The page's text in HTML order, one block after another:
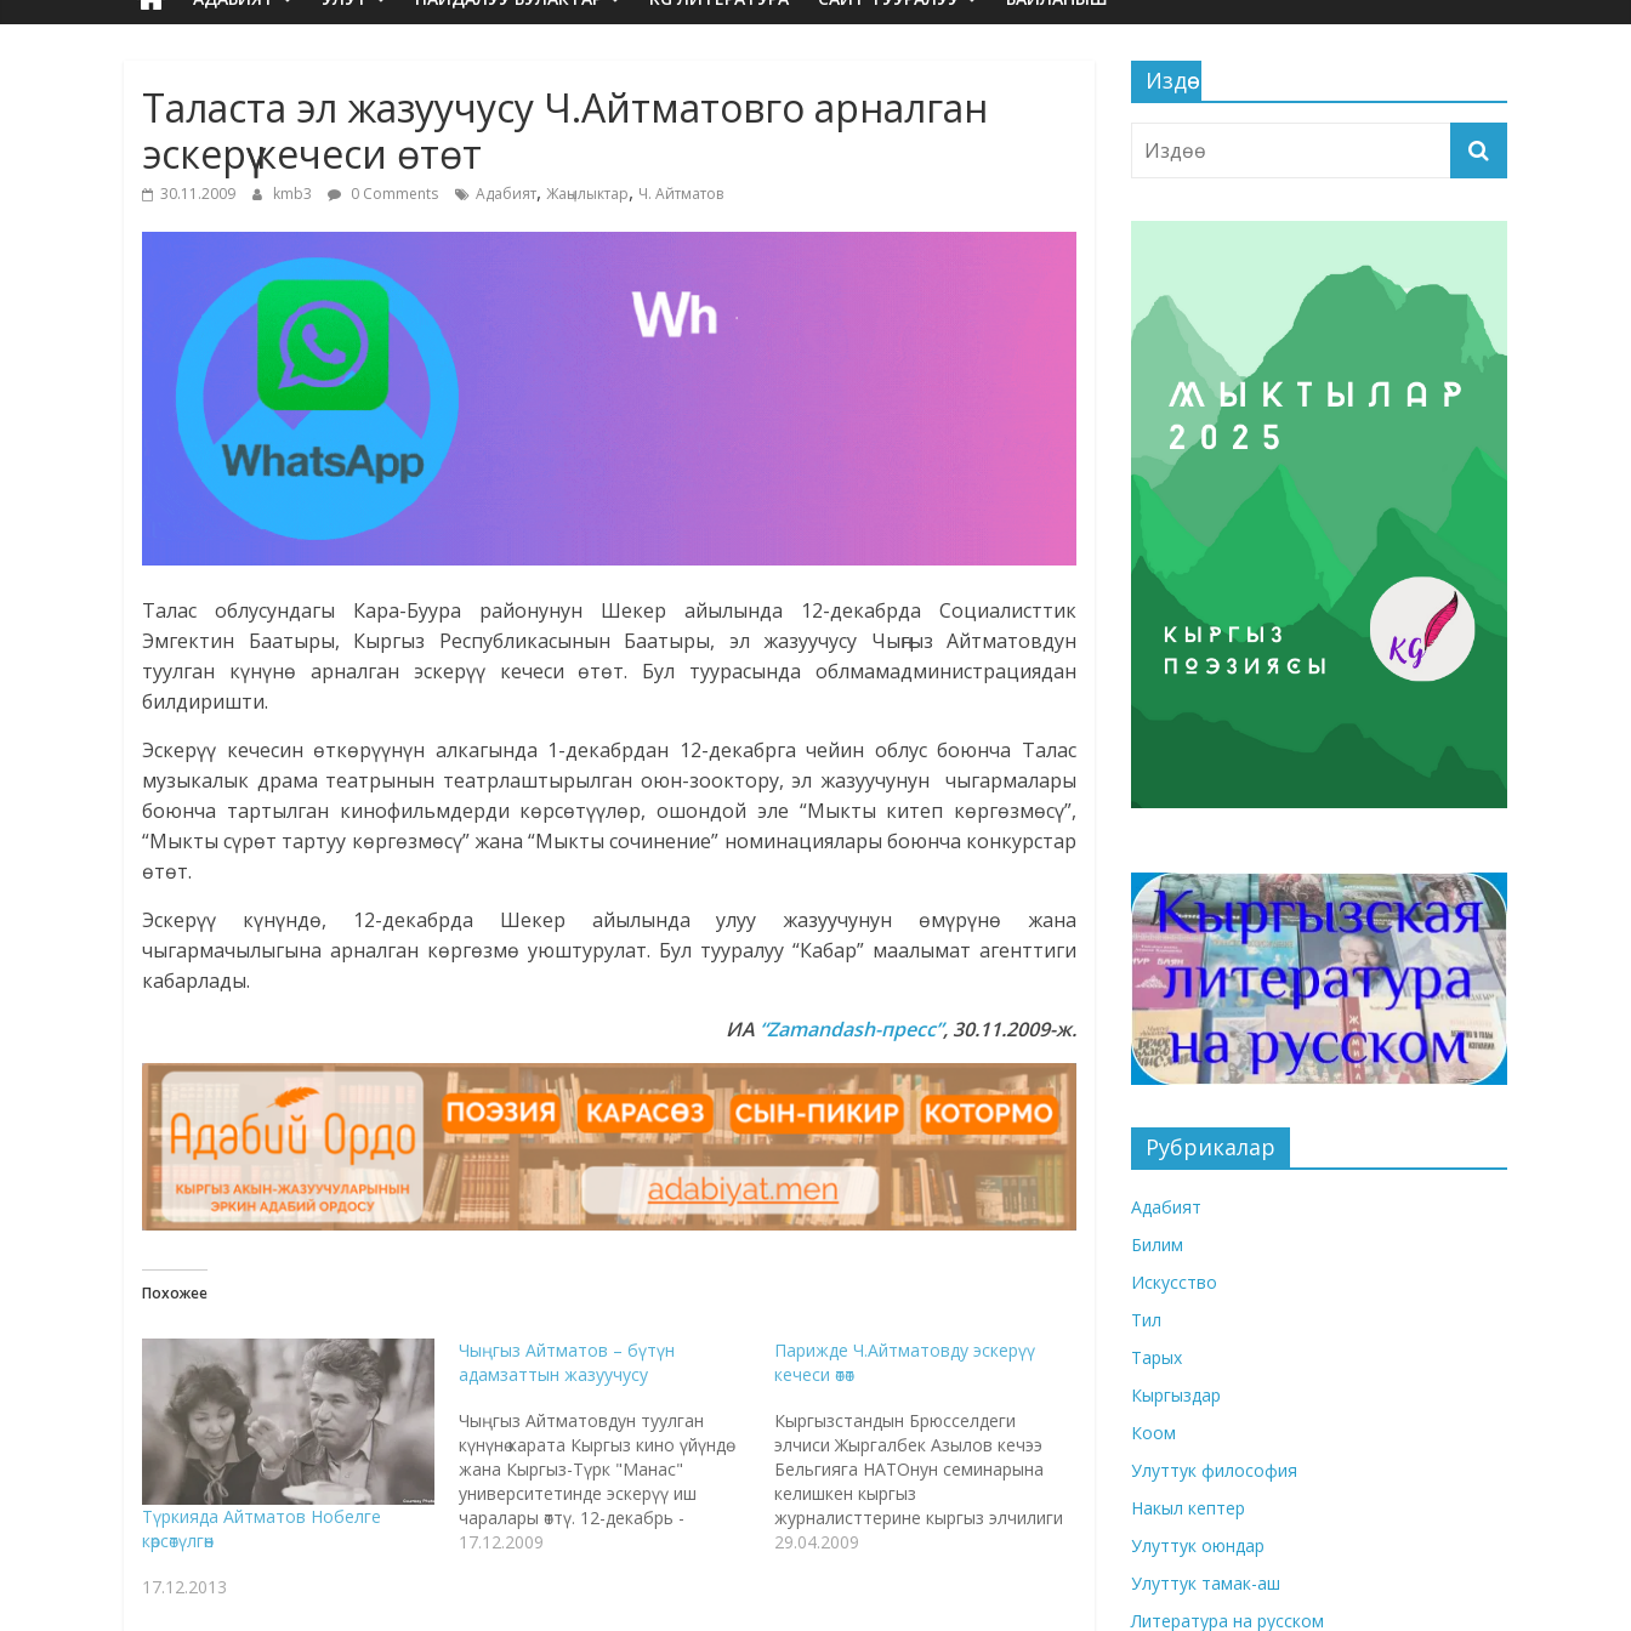
Таласта эл жазуучусу Ч.Айтматовго арналган
эскерүү кечеси өтөт
30.11.2009 kmb3 0 Comments Адабият, Жаңылыктар, Ч. Айтматов
Талас облусундагы Кара-Буура районунун Шекер айылында 12-декабрда Социалисттик
Эмгектин Баатыры, Кыргыз Республикасынын Баатыры, эл жазуучусу Чыңгыз Айтматовдун
туулган күнүнө арналган эскерүү кечеси өтөт. Бул туурасында облмамадминистрациядан
билдиришти.
Эскерүү кечесин өткөрүүнүн алкагында 1-декабрдан 12-декабрга чейин облус боюнча Талас
музыкалык драма театрынын театрлаштырылган оюн-зооктору, эл жазуучунун чыгармалары
боюнча тартылган кинофильмдерди көрсөтүүлөр, ошондой эле “Мыкты китеп көргөзмөсү”,
“Мыкты сүрөт тартуу көргөзмөсү” жана “Мыкты сочинение” номинациялары боюнча конкурстар
өтөт.
Эскерүү күнүндө, 12-декабрда Шекер айылында улуу жазуучунун өмүрүнө жана
чыгармачылыгына арналган көргөзмө уюштурулат. Бул тууралуу “Кабар” маалымат агенттиги
кабарлады.
ИА “Zamandash-пресс”, 30.11.2009-ж.
Похожее
Түркияда Айтматов Нобелге
көрсөтүлгөн
17.12.2013
Чыңгыз Айтматов – бүтүн
адамзаттын жазуучусу
Чыңгыз Айтматовдун туулган
күнүнө карата Кыргыз кино үйүндө
жана Кыргыз-Түрк "Манас"
университетинде эскерүү иш
чаралары өттү. 12-декабрь -
Чыңгыз Айтматовдун туулган күнү
17.12.2009
Парижде Ч.Айтматовду эскерүү
кечеси өтөт
Кыргызстандын Брюсселдеги
элчиси Жыргалбек Азылов кечээ
Бельгияга НАТОнун семинарына
келишкен кыргыз
журналисттерине кыргыз элчилиги
июнда ЮНЕСКОнун Париждеги
29.04.2009
Издөө
Рубрикалар
Адабият
Билим
Искусство
Тил
Тарых
Кыргыздар
Коом
Улуттук философия
Накыл кептер
Улуттук оюндар
Улуттук тамак-аш
Литература на русском